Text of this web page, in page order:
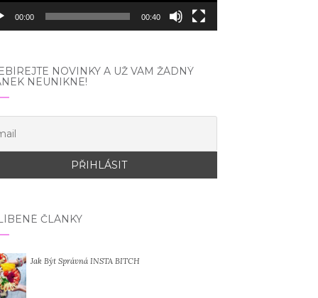
00:00 00:40
NOVINKY A UŽ VÁM ŽÁDNÝ
NEUNIKNE!
ČLÁNKY
Jak Být Správná INSTA BITCH